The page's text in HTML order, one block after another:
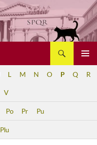
L M N O P Q R
V
Po Pr Pu
Plu